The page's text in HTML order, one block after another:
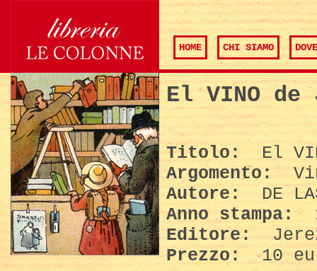
HOME CHI SIAMO
El VINO de
Titolo:
El
Argomento:
Autore:
DE
Anno stampa:
Editore:
Prezzo:
10